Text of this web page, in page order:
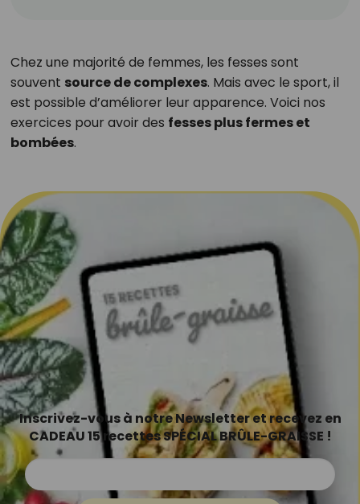
Chez une majorité de femmes, les fesses sont
souvent source de complexes. Mais avec le sport, il
est possible d’améliorer leur apparence. Voici nos
exercices pour avoir des fesses plus fermes et
bombées.
Inscrivez-vous à notre Newsletter et recevez en
CADEAU 15 recettes SPÉCIAL BRÛLE-GRAISSE !